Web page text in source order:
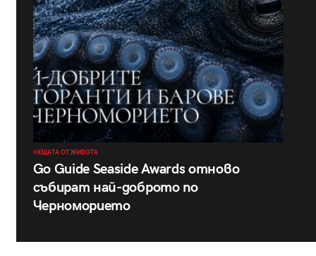
НЕЩАТА ОТ ЖИВОТА
Go Guide Seaside Awards отново
събират най-доброто по
Черноморието